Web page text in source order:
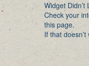
Widget Didn’t
Check your
this page.
If that